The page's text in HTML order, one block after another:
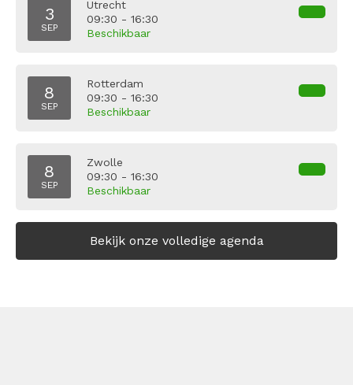
3
SEP
Utrecht
09:30 - 16:30
Beschikbaar
8
SEP
Rotterdam
09:30 - 16:30
Beschikbaar
8
SEP
Zwolle
09:30 - 16:30
Beschikbaar
Bekijk onze volledige agenda